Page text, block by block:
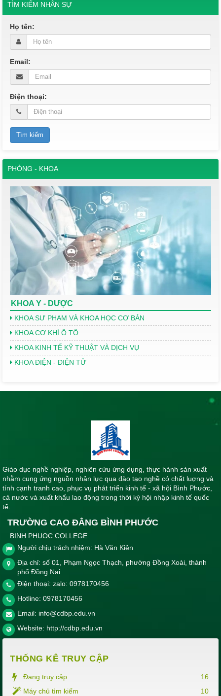
TÌM KIẾM NHÂN SỰ
Họ tên:
Email:
Điện thoại:
PHÒNG - KHOA
KHOA Y - DƯỢC
KHOA SƯ PHẠM VÀ KHOA HỌC CƠ BẢN
KHOA CƠ KHÍ Ô TÔ
KHOA KINH TẾ KỸ THUẬT VÀ DỊCH VỤ
KHOA ĐIỆN - ĐIỆN TỬ
Giáo dục nghề nghiệp, nghiên cứu ứng dụng, thực hành sản xuất
nhằm cung ứng nguồn nhân lực qua đào tạo nghề có chất luợng và
tính cạnh tranh cao, phục vụ phát triển kinh tế - xã hội Bình Phước,
cả nước và xuất khẩu lao động trong thời kỳ hội nhập kinh tế quốc
tế.
TRƯỜNG CAO ĐẲNG BÌNH PHƯỚC
BINH PHUOC COLLEGE
Người chịu trách nhiệm: Hà Văn Kiên
Địa chỉ: số 01, Phạm Ngọc Thạch, phường Đồng Xoài, thành
phố Đồng Nai
Điện thoại: zalo: 0978170456
Hotline: 0978170456
Email: info@cdbp.edu.vn
Website: http://cdbp.edu.vn
THỐNG KÊ TRUY CẬP
Đang truy cập
16
Máy chủ tìm kiếm
10